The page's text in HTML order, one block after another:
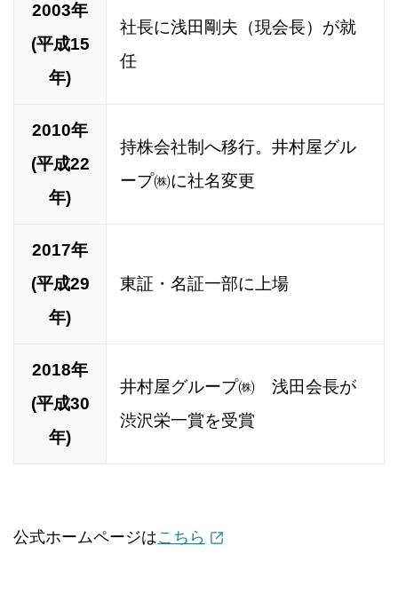
2003年
(平成15
年)
社長に浅田剛夫（現会長）が就
任
2010年
(平成22
年)
持株会社制へ移行。井村屋グル
ープ㈱に社名変更
2017年
(平成29
年)
東証・名証一部に上場
2018年
(平成30
年)
井村屋グループ㈱ 浅田会長が
渋沢栄一賞を受賞
公式ホームページはこちら